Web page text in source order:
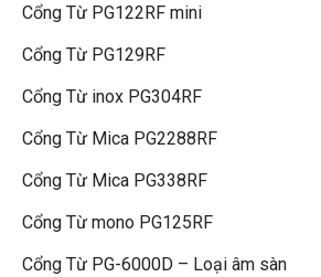
Cổng Từ PG122RF mini
Cổng Từ PG129RF
Cổng Từ inox PG304RF
Cổng Từ Mica PG2288RF
Cổng Từ Mica PG338RF
Cổng Từ mono PG125RF
Cổng Từ PG-6000D – Loại âm sàn